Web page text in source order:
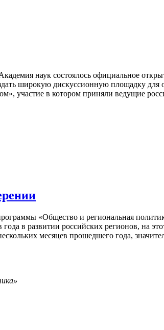
наук состоялось официальное
широкую дискуссионную площадку
участие в котором приняли ведущие
«Общество и региональная
в развитии российских регионов, на
месяцев прошедшего года,